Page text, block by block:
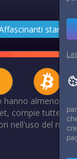
star
almeno 18
compie tutte le
nell'uso del